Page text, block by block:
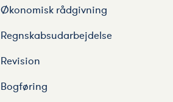
Økonomisk rådgivning
Regnskabsudarbejdelse
Revision
Bogføring